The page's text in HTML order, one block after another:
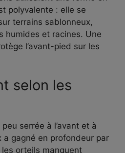
polyvalente : elle se
terrains sablonneux,
humides et racines. Une
l’avant-pied sur les
selon les
serrée à l’avant et à
a gagné en profondeur par
les orteils manquent